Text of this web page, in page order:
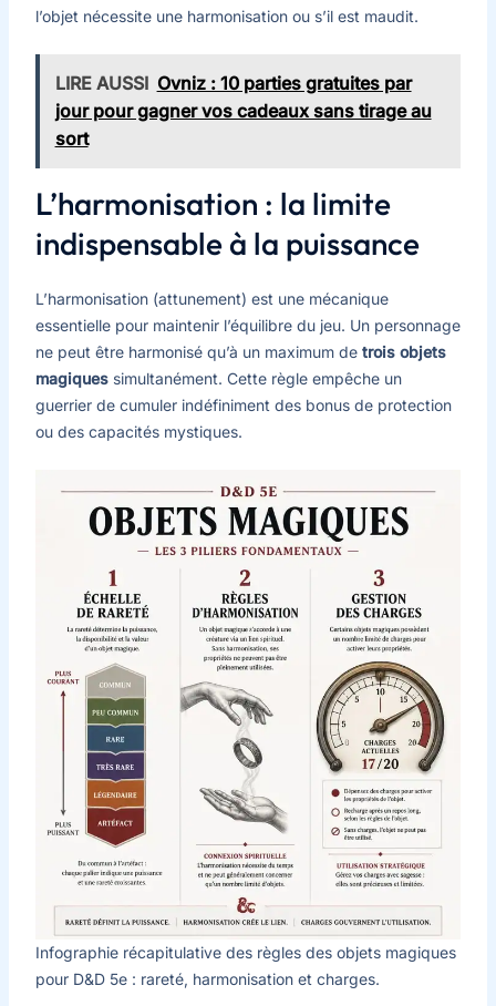
l’objet nécessite une harmonisation ou s’il est maudit.
LIRE AUSSI Ovniz : 10 parties gratuites par
jour pour gagner vos cadeaux sans tirage au
sort
L’harmonisation : la limite
indispensable à la puissance
L’harmonisation (attunement) est une mécanique
essentielle pour maintenir l’équilibre du jeu. Un personnage
ne peut être harmonisé qu’à un maximum de trois objets
magiquessimultanément. Cette règle empêche un
guerrier de cumuler indéfiniment des bonus de protection
ou des capacités mystiques.
Infographie récapitulative des règles des objets magiques
pour D&D 5e : rareté, harmonisation et charges.